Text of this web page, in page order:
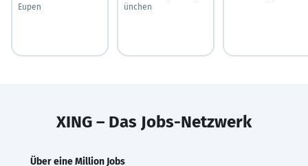
Eupen
ünchen
XING – Das Jobs-Netzwerk
Über eine Million Jobs